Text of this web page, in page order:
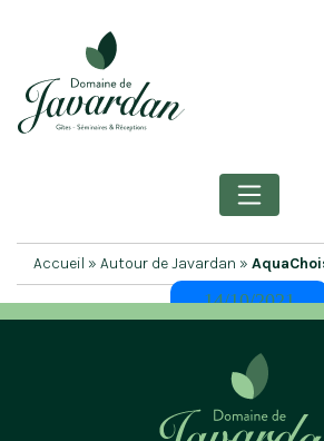
Accueil » Autour de Javardan »
14/10/2021